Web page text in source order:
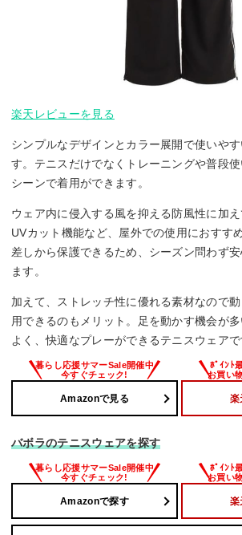
楽天レビューを見る
シンプルなデザインとカラー展開で使いや
す。テニスだけでなくトレーニングや普段
シーンで着用ができます。
ウェア内に侵入する風を抑える防風性に加
UVカット機能など、屋外での使用におすす
差しから保護できるため、シーズン問わず
ます。
加えて、ストレッチ性に優れる素材なので
用できるのもメリット。足を動かす機会が
よく、快適なプレーができるテニスウェアで
Amazonで見る 楽
バボラのテニスウェアを探す
Amazonで探す 楽